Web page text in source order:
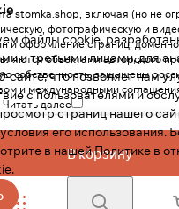
В корзину
файлы cookie,
и третьими лицами, для
сайте, что позволяет нам
с пользователями и
страниц нашего
его использования.
в нашейПолитике в
.
stomka.shop, включая (но не
фотографическую и
и оформление страниц,
объектами авторского
собственность, защищены
и международными
Читать далее